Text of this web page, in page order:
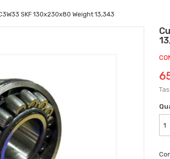
SKF 130x230x80 Weight 13,343